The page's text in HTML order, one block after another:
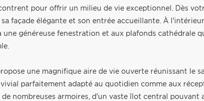
pour offrir un milieu de vie exceptionnel. Dès
façade élégante et son entrée accueillante. À
une généreuse fenestration et aux plafonds cathédrale
une magnifique aire de vie ouverte réunissant le
parfaitement adapté au quotidien comme aux
nombreuses armoires, d'un vaste îlot central pouvant